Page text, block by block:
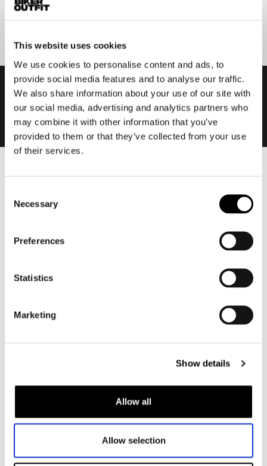
This website uses cookies
We use cookies to personalise content and ads, to
provide social media features and to analyse our traffic.
We also share information about your use of our site with
our social media, advertising and analytics partners who
may combine it with other information that you’ve
provided to them or that they’ve collected from your use
of their services.
Selection
Necessary
Preferences
Statistics
Marketing
Show details
Allow all
Allow selection
Motorjas heren
Motorpak heren
Motorhoodie heren
Motorschoenen heren
Dames
Motorjas dames